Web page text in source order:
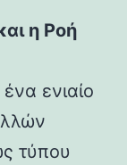
η Ροή
ενιαίο
τύπου